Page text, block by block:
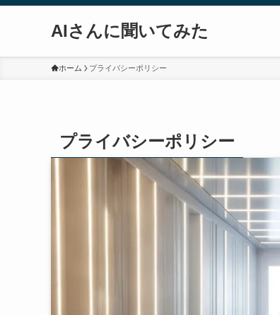
AIさんに聞いてみた
ホーム プライバシーポリシー
プライバシーポリシー